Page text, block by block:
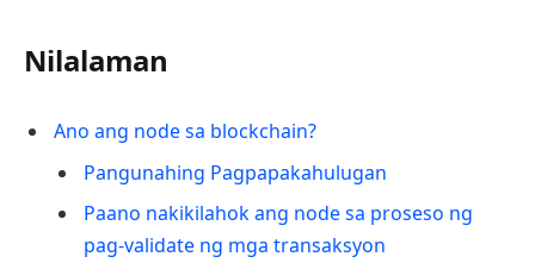
Nilalaman
Ano ang node sa blockchain?
Pangunahing Pagpapakahulugan
Paano nakikilahok ang node sa proseso ng
pag-validate ng mga transaksyon